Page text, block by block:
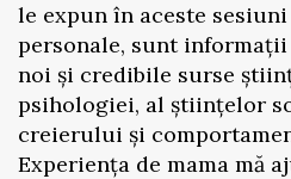
le expun în aceste
personale, sunt
noi și credibile surse
psihologiei, al științelor
creierului și
Experiența de mama mă